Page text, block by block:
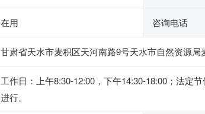
在用 咨询电话
甘肃省天水市麦积区天河南路9号天水市自然资源局
工作日：上午8:30-12:00，下午14:30-18:00；法定
进行。